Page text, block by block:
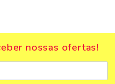
nossas ofertas!